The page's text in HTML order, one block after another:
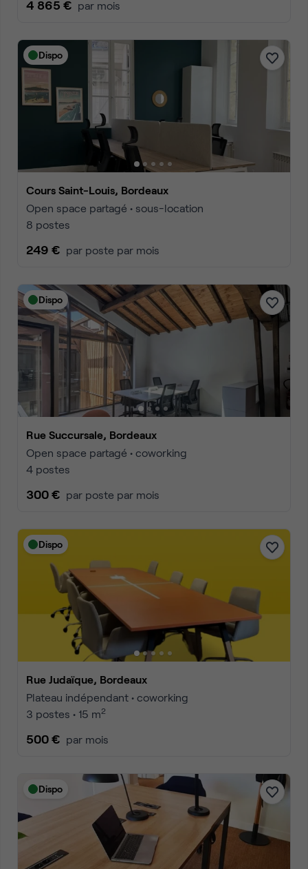
4 865 € par mois
Dispo
Cours Saint-Louis, Bordeaux
Open space partagé • sous-location
8 postes
249 € par poste par mois
Dispo
Rue Succursale, Bordeaux
Open space partagé • coworking
4 postes
300 € par poste par mois
Dispo
Rue Judaïque, Bordeaux
Plateau indépendant • coworking
3 postes • 15 m2
500 € par mois
Dispo